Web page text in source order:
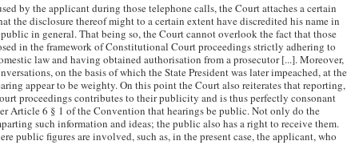
by the applicant during those telephone calls, the Court attaches a certain
the disclosure thereof might to a certain extent have discredited his name in
in general. That being so, the Court cannot overlook the fact that those
in the framework of Constitutional Court proceedings strictly adhering to
law and having obtained authorisation from a prosecutor [...]. Moreover,
on the basis of which the State President was later impeached, at the
appear to be weighty. On this point the Court also reiterates that reporting,
proceedings contributes to their publicity and is thus perfectly consonant
Article 6 § 1 of the Convention that hearings be public. Not only do the
such information and ideas; the public also has a right to receive them.
public figures are involved, such as, in the present case, the applicant, who